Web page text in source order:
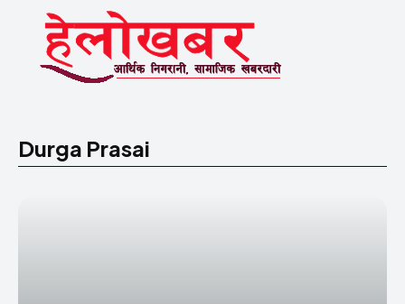
Durga Prasai